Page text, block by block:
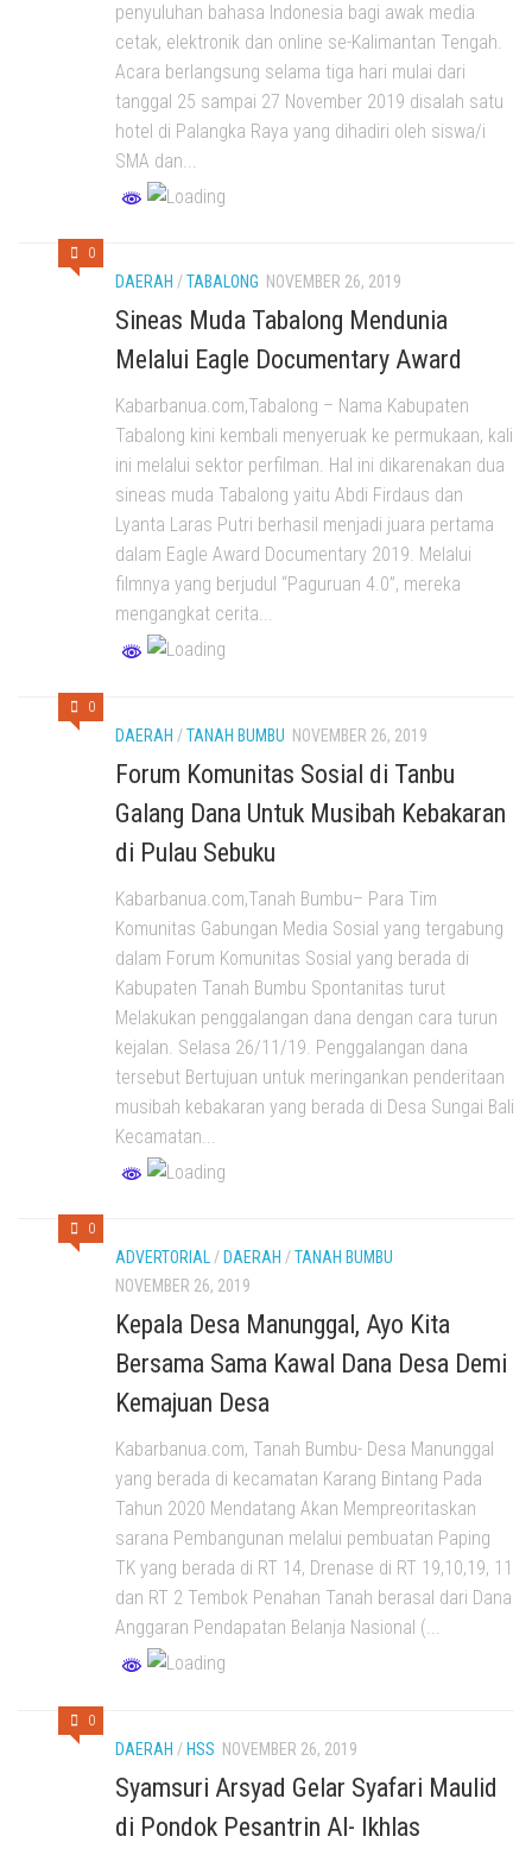
penyuluhan bahasa Indonesia bagi awak media
cetak, elektronik dan online se-Kalimantan Tengah.
Acara berlangsung selama tiga hari mulai dari
tanggal 25 sampai 27 November 2019 disalah satu
hotel di Palangka Raya yang dihadiri oleh siswa/i
SMA dan...
0
DAERAH /TABALONG NOVEMBER 26, 2019
Sineas Muda Tabalong Mendunia
Melalui Eagle Documentary Award
Kabarbanua.com,Tabalong – Nama Kabupaten
Tabalong kini kembali menyeruak ke permukaan, kali
ini melalui sektor perfilman. Hal ini dikarenakan dua
sineas muda Tabalong yaitu Abdi Firdaus dan
Lyanta Laras Putri berhasil menjadi juara pertama
dalam Eagle Award Documentary 2019. Melalui
filmnya yang berjudul “Paguruan 4.0”, mereka
mengangkat cerita...
0
DAERAH /TANAH BUMBU NOVEMBER 26, 2019
Forum Komunitas Sosial di Tanbu
Galang Dana Untuk Musibah Kebakaran
di Pulau Sebuku
Kabarbanua.com,Tanah Bumbu– Para Tim
Komunitas Gabungan Media Sosial yang tergabung
dalam Forum Komunitas Sosial yang berada di
Kabupaten Tanah Bumbu Spontanitas turut
Melakukan penggalangan dana dengan cara turun
kejalan. Selasa 26/11/19. Penggalangan dana
tersebut Bertujuan untuk meringankan penderitaan
musibah kebakaran yang berada di Desa Sungai Bali
Kecamatan...
0
ADVERTORIAL / DAERAH /TANAH BUMBU
NOVEMBER 26, 2019
Kepala Desa Manunggal, Ayo Kita
Bersama Sama Kawal Dana Desa Demi
Kemajuan Desa
Kabarbanua.com, Tanah Bumbu- Desa Manunggal
yang berada di kecamatan Karang Bintang Pada
Tahun 2020 Mendatang Akan Mempreoritaskan
sarana Pembangunan melalui pembuatan Paping
TK yang berada di RT 14, Drenase di RT 19,10,19, 11
dan RT 2 Tembok Penahan Tanah berasal dari Dana
Anggaran Pendapatan Belanja Nasional (...
0
DAERAH / HSS NOVEMBER 26, 2019
Syamsuri Arsyad Gelar Syafari Maulid
di Pondok Pesantrin Al- Ikhlas